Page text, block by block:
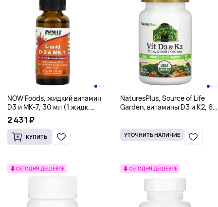
NOW Foods, жидкий витамин
D3 и MK-7, 30 мл (1 жидк.
унция)
2 431 ₽
КУПИТЬ
NaturesPlus, Source of Life
Garden, витамины D3 и K2, 60
УТОЧНИТЬ НАЛИЧИЕ
СЕГОДНЯ ДЕШЕВЛЕ СЕГОДНЯ ДЕШЕВЛЕ